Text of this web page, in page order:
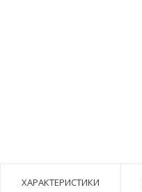
ХАРАКТЕРИСТИКИ